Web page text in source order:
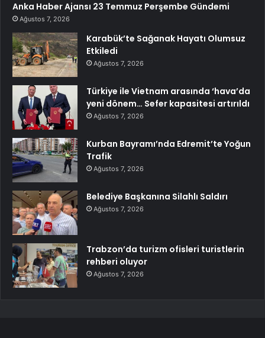
Anka Haber Ajansı 23 Temmuz Perşembe Gündemi
Ağustos 7, 2026
Karabük’te Sağanak Hayatı Olumsuz
Etkiledi
Ağustos 7, 2026
Türkiye ile Vietnam arasında ‘hava’da
yeni dönem… Sefer kapasitesi artırıldı
Ağustos 7, 2026
Kurban Bayramı’nda Edremit’te Yoğun
Trafik
Ağustos 7, 2026
Belediye Başkanına Silahlı Saldırı
Ağustos 7, 2026
Trabzon’da turizm ofisleri turistlerin
rehberi oluyor
Ağustos 7, 2026